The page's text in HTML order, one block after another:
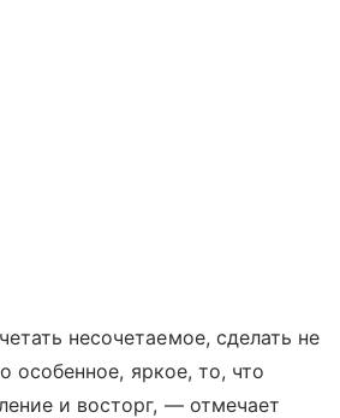
несочетаемое, сделать не
особенное, яркое, то, что
и восторг, — отмечает